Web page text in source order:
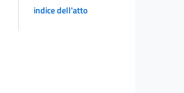
indice dell'atto